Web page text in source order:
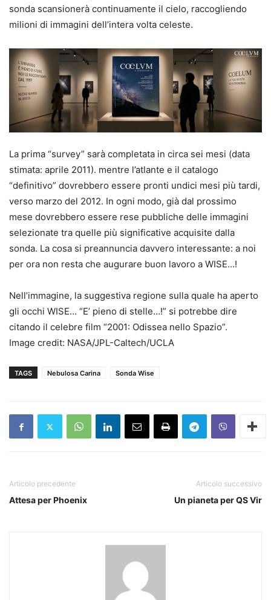
sonda scansionerà continuamente il cielo, raccogliendo
milioni di immagini dell’intera volta celeste.
La prima “survey” sarà completata in circa sei mesi (data
stimata: aprile 2011). mentre l’atlante e il catalogo
“definitivo” dovrebbero essere pronti undici mesi più tardi,
verso marzo del 2012. In ogni modo, già dal prossimo
mese dovrebbero essere rese pubbliche delle immagini
selezionate tra quelle più significative acquisite dalla
sonda. La cosa si preannuncia davvero interessante: a noi
per ora non resta che augurare buon lavoro a WISE…!
Nell’immagine, la suggestiva regione sulla quale ha aperto
gli occhi WISE… “E’ pieno di stelle…!” si potrebbe dire
citando il celebre film “2001: Odissea nello Spazio”.
Image credit: NASA/JPL-Caltech/UCLA
TAGS Nebulosa Carina Sonda Wise
Articolo precedente
Attesa per Phoenix
Articolo successivo
Un pianeta per QS Vir